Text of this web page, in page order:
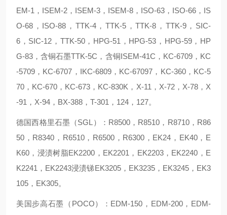
EM-1，ISEM-2，ISEM-3，ISEM-8，ISO-63，ISO-66，IS
O-68，ISO-88，TTK-4，TTK-5，TTK-8，TTK-9，SIC-
6，SIC-12，TTK-50，HPG-51，HPG-53，HPG-59，HP
G-83，含铜石墨TTK-5C，含铜ISEM-41C，KC-6709，KC
-5709，KC-6707，IKC-6809，KC-67097，KC-360，KC-5
70，KC-670，KC-673，KC-830K，X-11，X-72，X-78，X
-91，X-94，BX-388，T-301，124，127。
德国西格里石墨（SGL）：R8500，R8510，R8710，R86
50，R8340，R6510，R6500，R6300，EK24，EK40，E
K60，浸渍树脂EK2200，EK2201，EK2203，EK2240，E
K2241，EK2243浸渍锑EK3205，EK3235，EK3245，EK3
105，EK305。
美国步高石墨（POCO）：EDM-150，EDM-200，EDM-